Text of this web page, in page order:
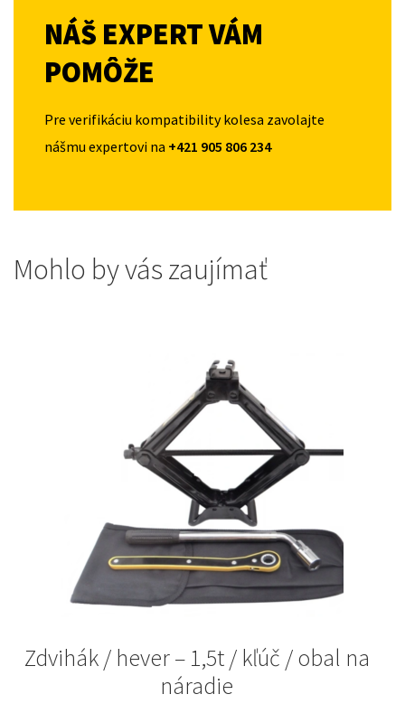
NÁŠ EXPERT VÁM
POMÔŽE
Pre verifikáciu kompatibility kolesa zavolajte
nášmu expertovi na +421 905 806 234
Mohlo by vás zaujímať
Zdvihák / hever – 1,5t / kľúč / obal na
náradie